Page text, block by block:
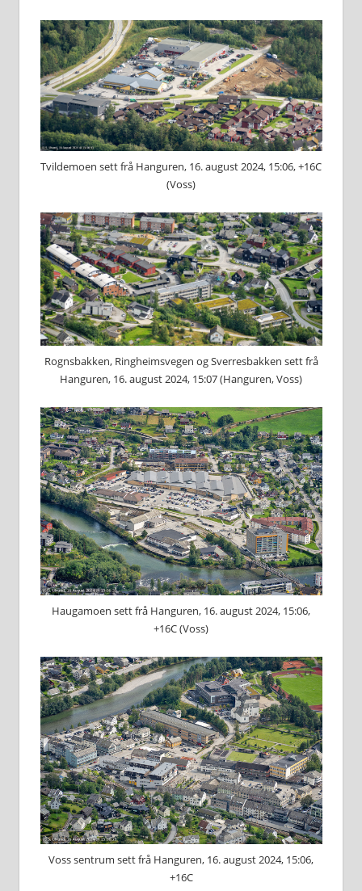
Tvildemoen sett frå Hanguren, 16. august 2024, 15:06, +16C
(Voss)
Rognsbakken, Ringheimsvegen og Sverresbakken sett frå
Hanguren, 16. august 2024, 15:07 (Hanguren, Voss)
Haugamoen sett frå Hanguren, 16. august 2024, 15:06,
+16C (Voss)
Voss sentrum sett frå Hanguren, 16. august 2024, 15:06,
+16C